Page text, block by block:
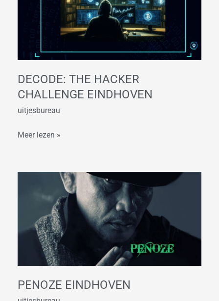
DECODE: THE HACKER
CHALLENGE EINDHOVEN
uitjesbureau
Meer lezen »
PENOZE EINDHOVEN
Eindhoven